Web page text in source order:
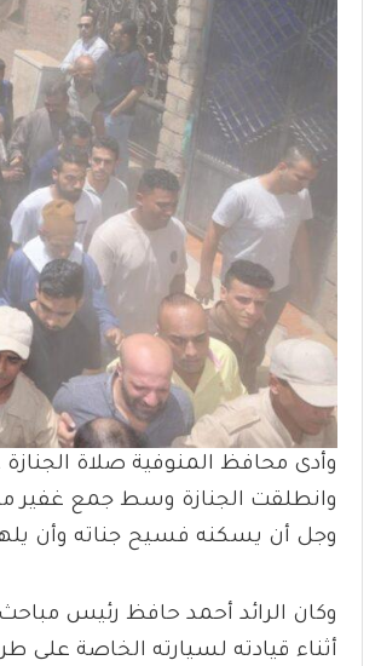
وأدى محافظ المنوفية صلاة
وانطلقت الجنازة وسط جمع غفير من
وجل أن يسكنه فسيح جناته وأن
وكان الرائد أحمد حافظ رئيس
أثناء قيادته لسيارته الخاصة على